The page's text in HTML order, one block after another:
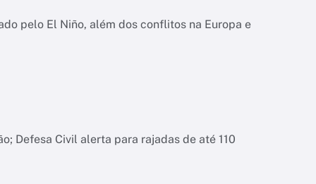
pelo El Niño, além dos conflitos na Europa e
Defesa Civil alerta para rajadas de até 110